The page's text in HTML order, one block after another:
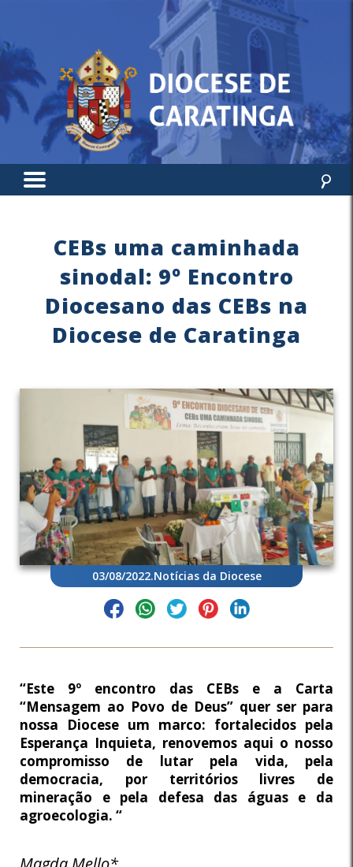
CEBs uma caminhada
sinodal: 9º Encontro
Diocesano das CEBs na
Diocese de Caratinga
03/08/2022.Notícias da Diocese
“Este 9º encontro das CEBs e a Carta
“Mensagem ao Povo de Deus” quer ser para
nossa Diocese um marco: fortalecidos pela
Esperança Inquieta, renovemos aqui o nosso
compromisso de lutar pela vida, pela
democracia, por territórios livres de
mineração e pela defesa das águas e da
agroecologia. “